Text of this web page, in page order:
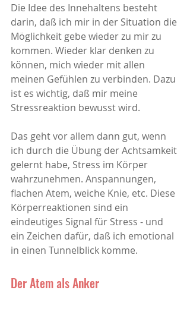
Die Idee des Innehaltens besteht
darin, daß ich mir in der Situation die
Möglichkeit gebe wieder zu mir zu
kommen. Wieder klar denken zu
können, mich wieder mit allen
meinen Gefühlen zu verbinden. Dazu
ist es wichtig, daß mir meine
Stressreaktion bewusst wird.
Das geht vor allem dann gut, wenn
ich durch die Übung der Achtsamkeit
gelernt habe, Stress im Körper
wahrzunehmen. Anspannungen,
flachen Atem, weiche Knie, etc. Diese
Körperreaktionen sind ein
eindeutiges Signal für Stress - und
ein Zeichen dafür, daß ich emotional
in einen Tunnelblick komme.
Der Atem als Anker